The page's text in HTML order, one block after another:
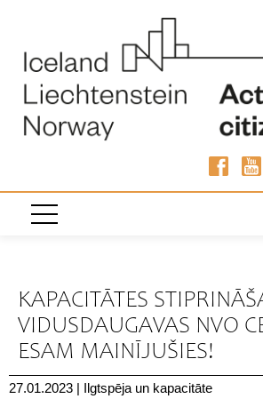
KAPACITĀTES
VIDUSDAUGAVAS NVO
ESAM MAINĪJUŠIES!
27.01.2023 | Ilgtspēja un kapacitāte